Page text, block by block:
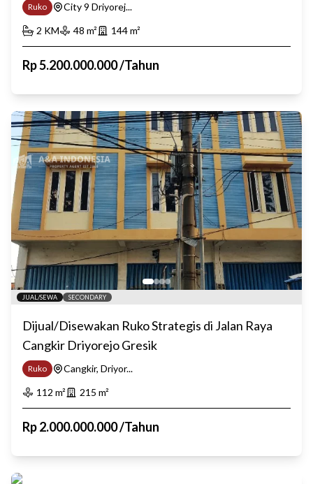
Ruko
City 9 Driyorej...
2 KM 48 m² 144m²
Rp5.200.000.000/Tahun
JUAL/SEWA SECONDARY
Dijual/Disewakan Ruko Strategis di Jalan Raya
Cangkir Driyorejo Gresik
Ruko
Cangkir, Driyor...
112 m² 215 m²
Rp2.000.000.000/Tahun